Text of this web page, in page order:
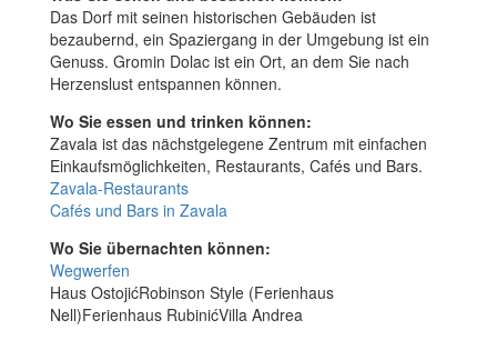
Das Dorf mit seinen historischen Gebäuden ist
bezaubernd, ein Spaziergang in der Umgebung ist ein
Genuss. Gromin Dolac ist ein Ort, an dem Sie nach
Herzenslust entspannen können.
Wo Sie essen und trinken können:
Zavala ist das nächstgelegene Zentrum mit einfachen
Einkaufsmöglichkeiten, Restaurants, Cafés und Bars.
Zavala-Restaurants
Cafés und Bars in Zavala
Wo Sie übernachten können:
Wegwerfen
Haus OstojićRobinson Style (Ferienhaus
Nell)Ferienhaus RubinićVilla Andrea